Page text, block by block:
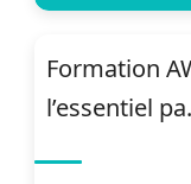
Formation
l’essentiel